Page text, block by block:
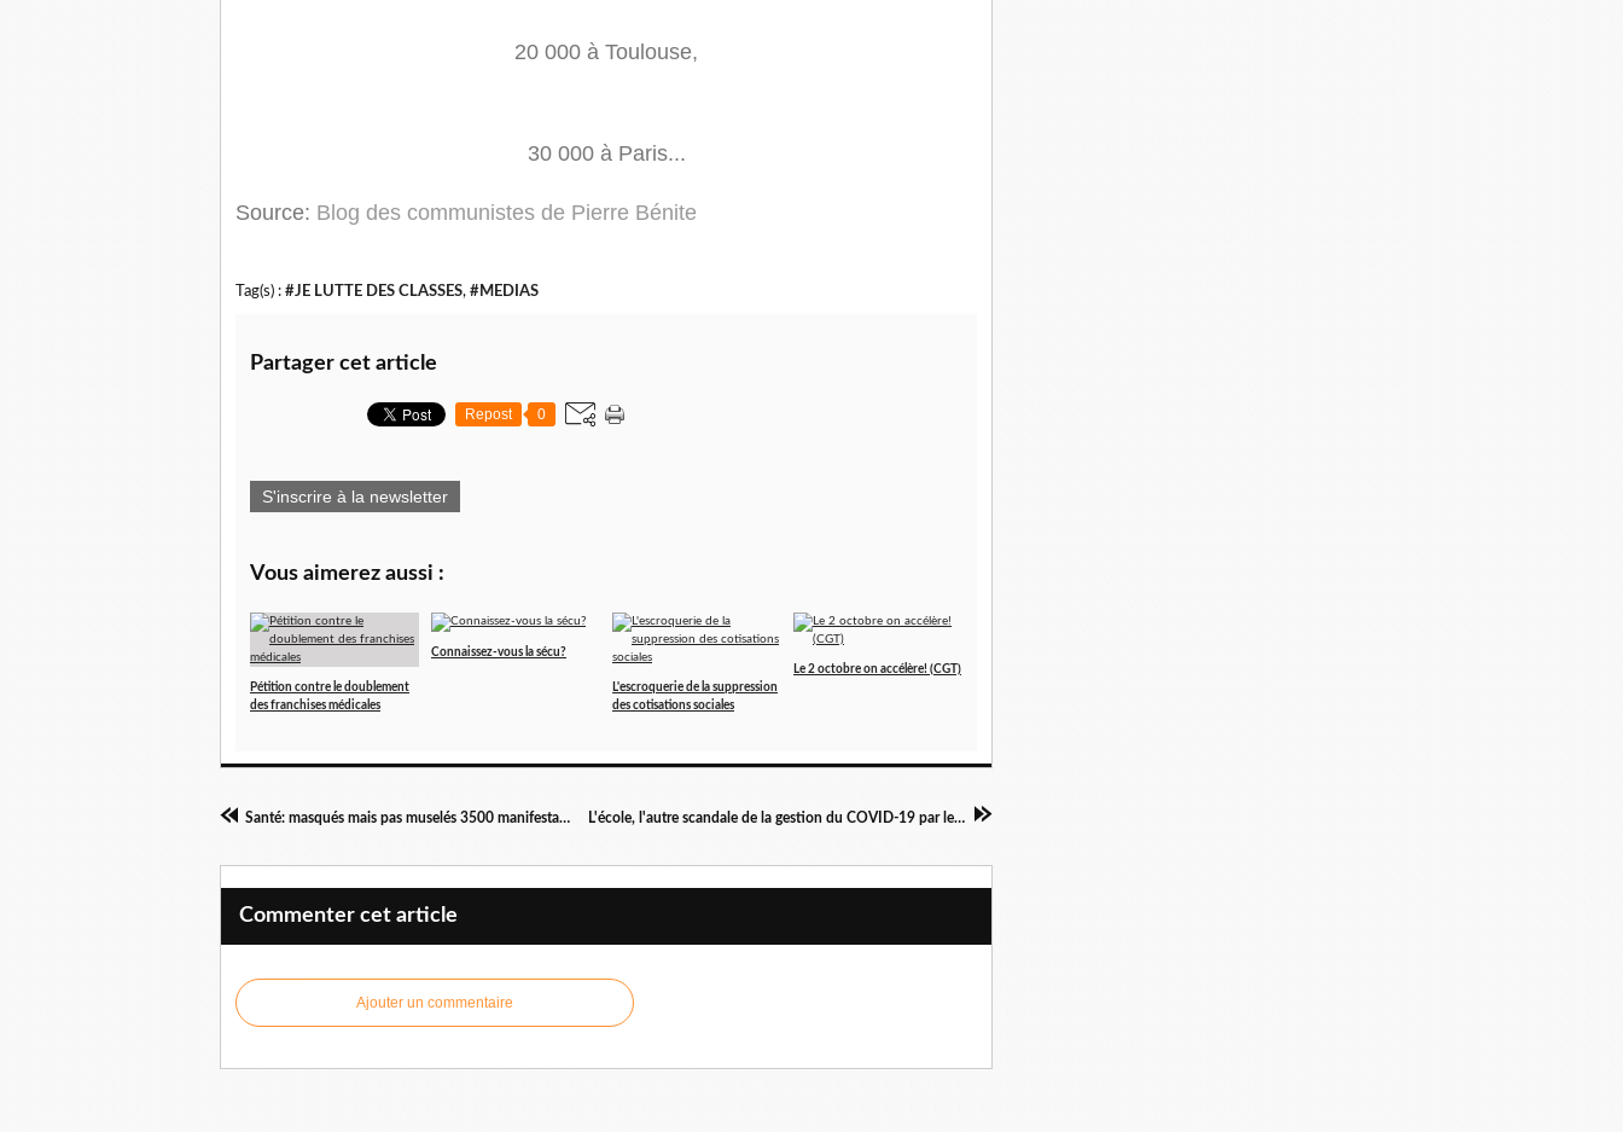
20 000 à Toulouse,
30 000 à Paris...
Source: Blog des communistes de Pierre Bénite
Tag(s) : #JE LUTTE DES CLASSES, #MEDIAS
Partager cet article
Repost 0
S'inscrire à la newsletter
Vous aimerez aussi :
Pétition contre le doublement
des franchises médicales
Connaissez-vous la sécu?
L'escroquerie de la suppression
des cotisations sociales
Le 2 octobre on accélère! (CGT)
Santé: masqués mais pas muselés 3500 manifestants à Avignon L'école, l'autre scandale de la gestion du COVID-19 par le gouvernement
Commenter cet article
Ajouter un commentaire